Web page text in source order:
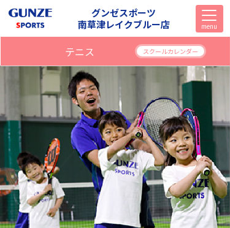
グンゼスポーツ
南草津レイクブルー店
menu
テニス スクールカレンダー